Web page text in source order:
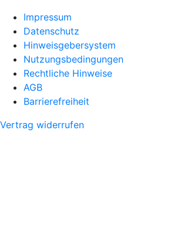
Impressum
Datenschutz
Hinweisgebersystem
Nutzungsbedingungen
Rechtliche Hinweise
AGB
Barrierefreiheit
Vertrag widerrufen